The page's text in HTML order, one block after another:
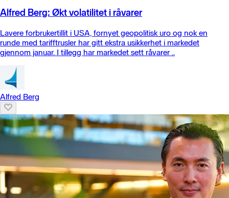
Alfred Berg: Økt volatilitet i råvarer
Lavere forbrukertillit i USA, fornyet geopolitisk uro og nok en
runde med tarifftrusler har gitt ekstra usikkerhet i markedet
gjennom januar. I tillegg har markedet sett råvarer ..
Alfred Berg